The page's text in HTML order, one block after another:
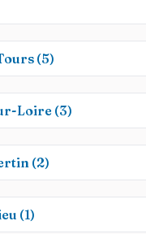
(5)
Loire(3)
(2)
(1)